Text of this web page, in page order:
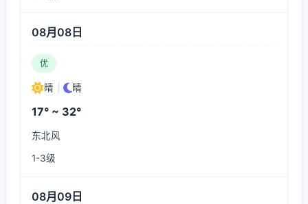
08月08日
优
晴 晴
17° ~ 32°
东北风
1-3级
08月09日